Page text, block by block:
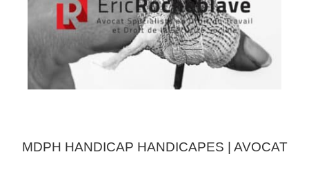
MDPH HANDICAP HANDICAPES | AVOCAT